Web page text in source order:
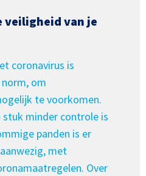
veiligheid van je
coronavirus is
om
te voorkomen.
minder controle is
panden is er
met
Over